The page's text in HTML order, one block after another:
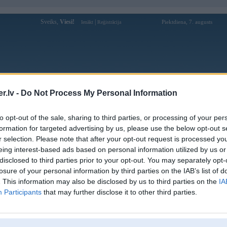
- Do Not Process My Personal Information
opt-out of the sale, sharing to third parties, or processing of your
for targeted advertising by us, please use the below opt-out
selection. Please note that after your opt-out request is processed
interest-based ads based on personal information utilized by us
to third parties prior to your opt-out. You may separately
of your personal information by third parties on the IAB’s list of
This information may also be disclosed by us to third parties on the
Participants that may further disclose it to other third parties.
Sveiks, Viesi! Ienākt Reģistrācija Piektdiena, 7. augusts
Forums Galerijas Reģistrācija Lietotāji
Lietotāja Yorik profils
Pēdējo reizi manīts: 30. Mar 2026, 17:55
Lietotājvārds:
Yorik
Ziņojumi forumā:
94
[Pēdējie ziņojumi forumā]